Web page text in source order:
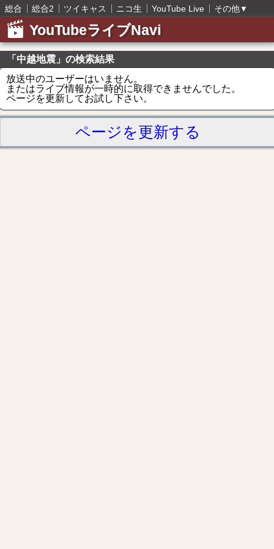
総合 総合2 ツイキャス ニコ生 YouTube Live その他▼
YouTubeライブNavi
「中越地震」の検索結果
放送中のユーザーはいません。
またはライブ情報が一時的に取得できませんでした。
ページを更新してお試し下さい。
ページを更新する